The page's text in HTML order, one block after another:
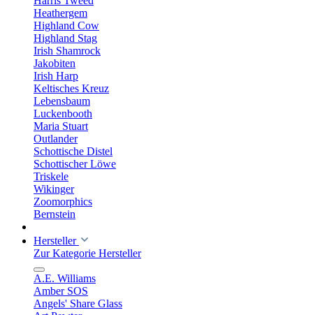
Heathergem
Highland Cow
Highland Stag
Irish Shamrock
Jakobiten
Irish Harp
Keltisches Kreuz
Lebensbaum
Luckenbooth
Maria Stuart
Outlander
Schottische Distel
Schottischer Löwe
Triskele
Wikinger
Zoomorphics
Bernstein
Hersteller
Zur Kategorie Hersteller
A.E. Williams
Amber SOS
Angels' Share Glass